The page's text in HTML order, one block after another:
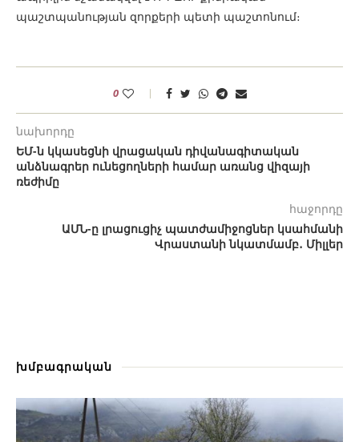
պաշտպանության զորքերի պետի պաշտոնում։
0
նախորդը
ԵՄ-ն կկասեցնի վրացական դիվանագիտական ​​
անձնագրեր ունեցողների համար առանց վիզայի
ռեժիմը
հաջորդը
ԱՄՆ-ը լրացուցիչ պատժամիջոցներ կսահմանի
Վրաստանի նկատմամբ․ Միլլեր
խմբագրական